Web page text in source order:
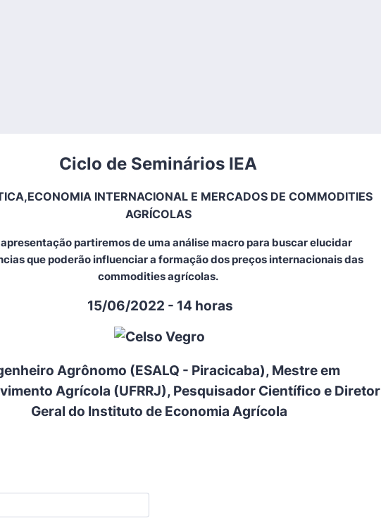
Ciclo de Seminários IEA
INTERNACIONAL E MERCADOS DE COMMODITIES
AGRÍCOLAS
apresentação partiremos de uma análise macro para buscar elucidar
que poderão influenciar a formação dos preços internacionais das
commodities agrícolas.
15/06/2022 - 14 horas
Agrônomo (ESALQ - Piracicaba), Mestre em
Agrícola (UFRRJ), Pesquisador Científico e Diretor
Geral do Instituto de Economia Agrícola